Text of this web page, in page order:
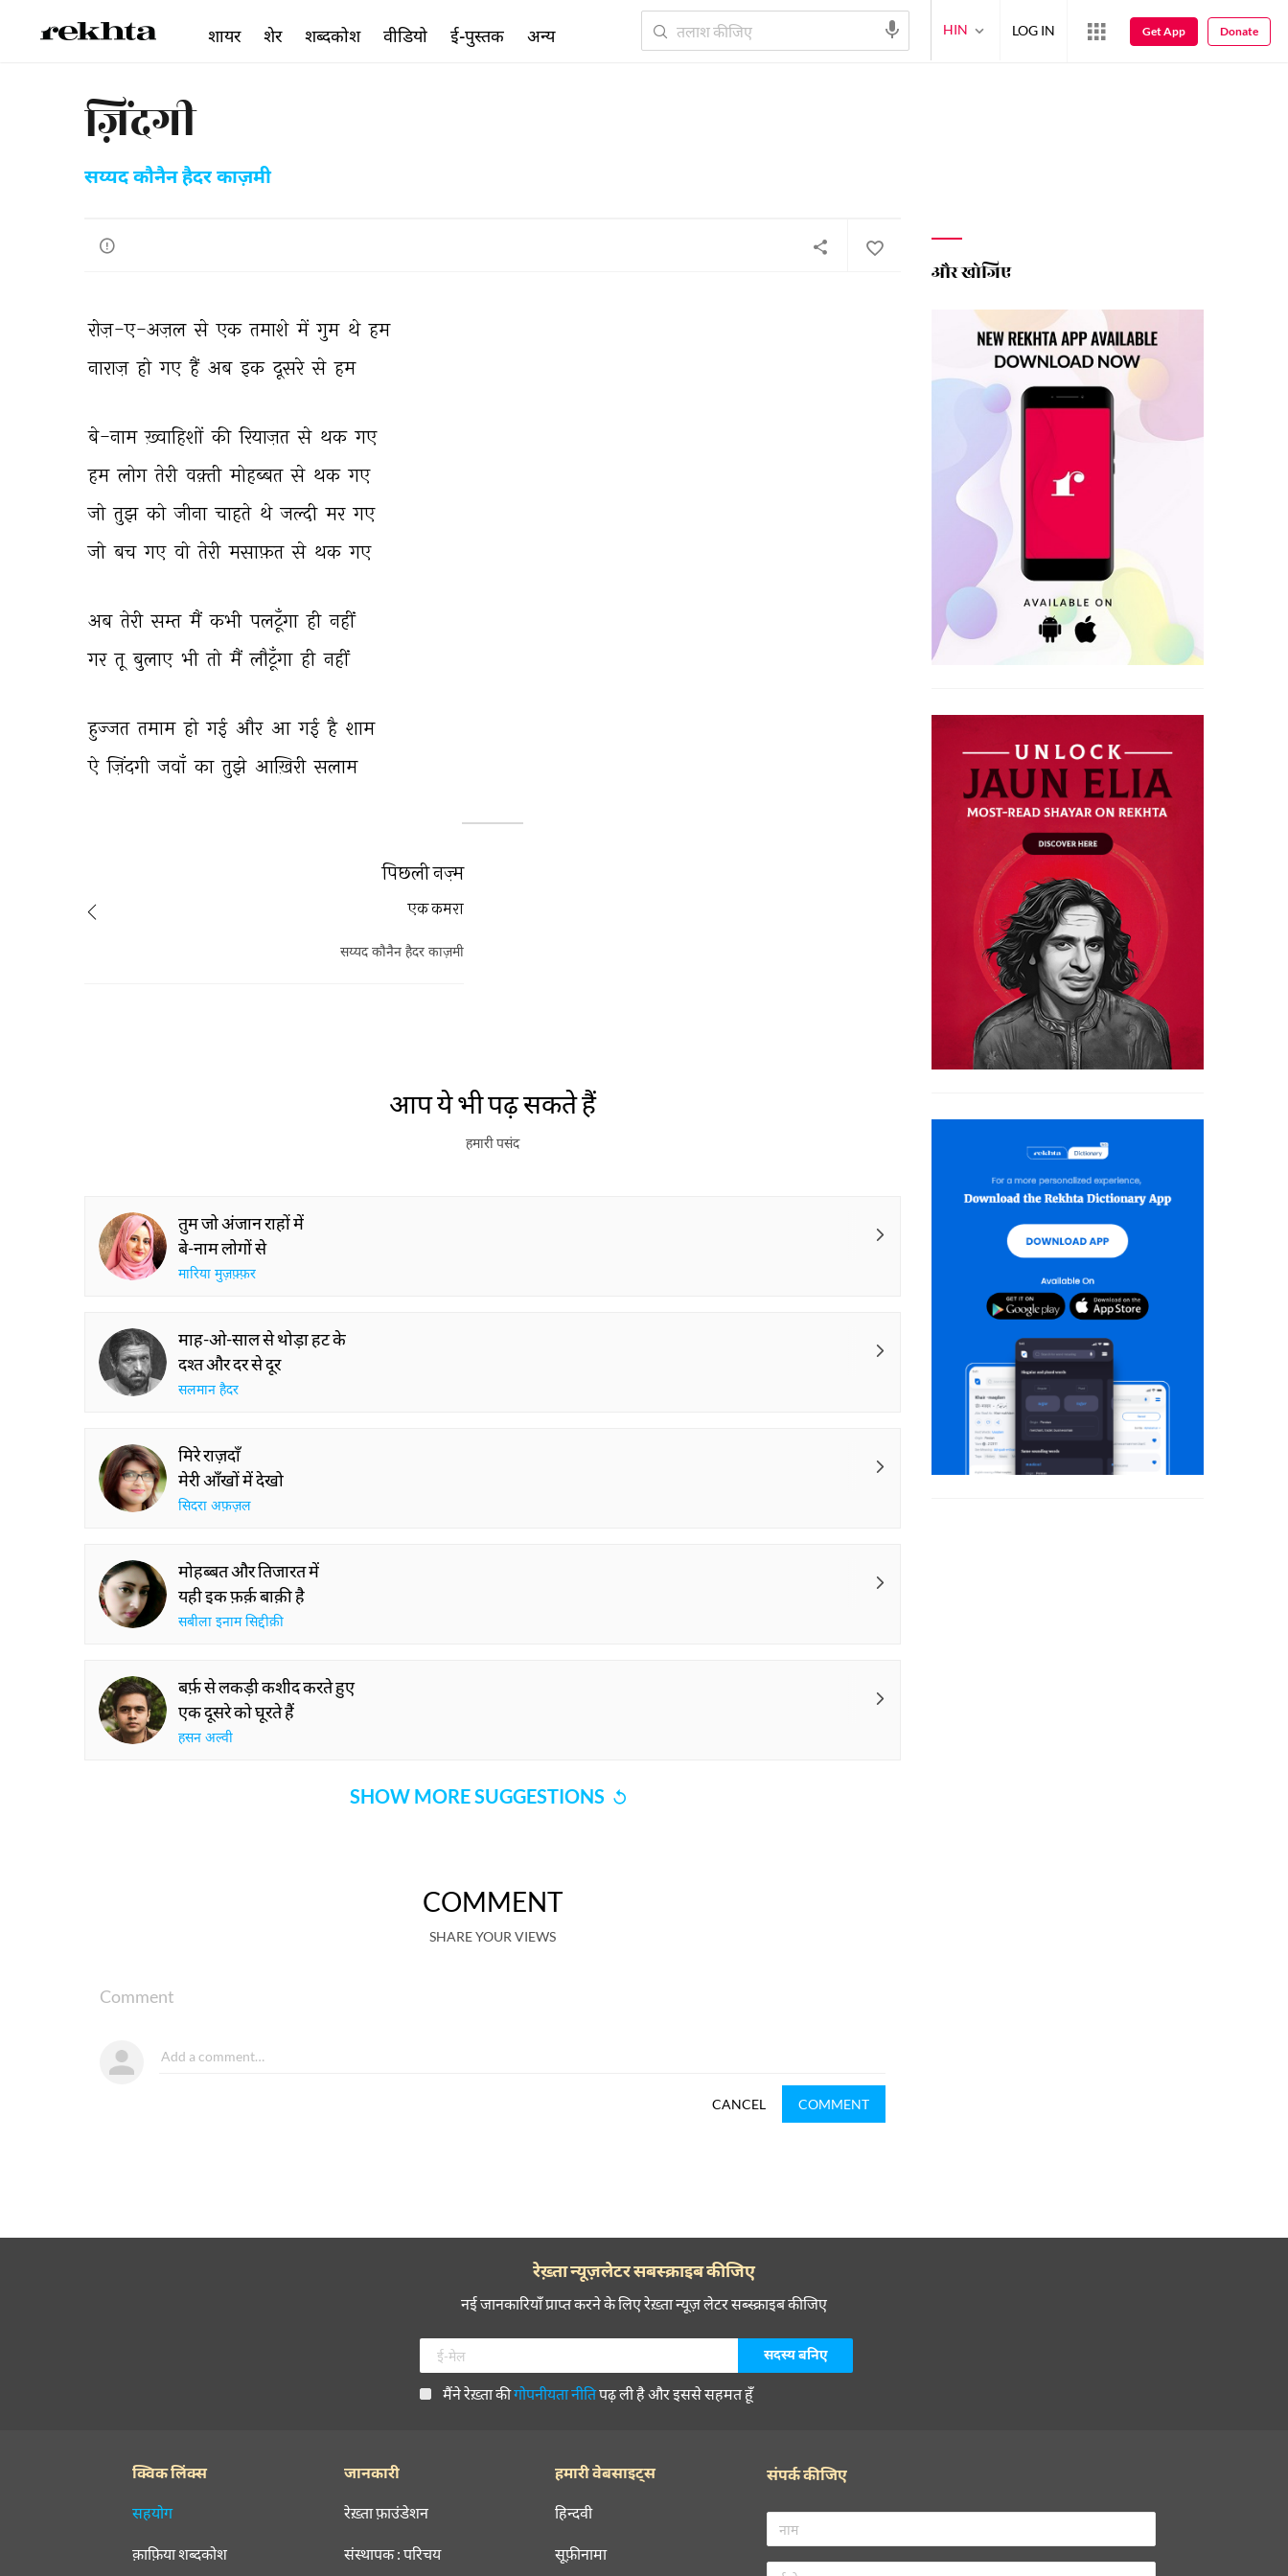
ज़िंदगी
सय्यद कौनैन हैदर काज़मी
रोज़-ए-अज़ल से एक तमाशे में गुम थे हम
नाराज़ हो गए हैं अब इक दूसरे से हम
बे-नाम ख़्वाहिशों की रियाज़त से थक गए
हम लोग तेरी वक़्ती मोहब्बत से थक गए
जो तुझ को जीना चाहते थे जल्दी मर गए
जो बच गए वो तेरी मसाफ़त से थक गए
अब तेरी सम्त मैं कभी पलटूँगा ही नहीं
गर तू बुलाए भी तो मैं लौटूँगा ही नहीं
हुज्जत तमाम हो गई और आ गई है शाम
ऐ ज़िंदगी जवाँ का तुझे आख़िरी सलाम
पिछली नज़्म
एक कमरा
सय्यद कौनैन हैदर काज़मी
आप ये भी पढ़ सकते हैं
हमारी पसंद
तुम जो अंजान राहों में
बे-नाम लोगों से
मारिया मुज़फ़्फ़र
माह-ओ-साल से थोड़ा हट के
दश्त और दर से दूर
सलमान हैदर
मिरे राज़दाँ
मेरी आँखों में देखो
सिदरा अफ़ज़ल
मोहब्बत और तिजारत में
यही इक फ़र्क़ बाक़ी है
सबीला इनाम सिद्दीक़ी
बर्फ़ से लकड़ी कशीद करते हुए
एक दूसरे को घूरते हैं
हसन अल्वी
SHOW MORE SUGGESTIONS
COMMENT
SHARE YOUR VIEWS
Comment
CANCEL COMMENT
और खोजिए
शायर शेर शब्दकोश वीडियो ई-पुस्तक अन्य HIN LOG IN Get App Donate
रेख़्ता न्यूज़लेटर सबस्क्राइब कीजिए
नई जानकारियाँ प्राप्त करने के लिए रेख़्ता न्यूज़ लेटर सब्स्क्राइब कीजिए
मैंने रेख़्ता कीगोपनीयता नीतिपढ़ ली है और इससे सहमत हूँ
क्विक लिंक्स
सहयोग
क़ाफ़िया शब्दकोश
जानकारी
रेख़्ता फ़ाउंडेशन
संस्थापक : परिचय
हमारी वेबसाइट्स
हिन्दवी
सूफ़ीनामा
संपर्क कीजिए